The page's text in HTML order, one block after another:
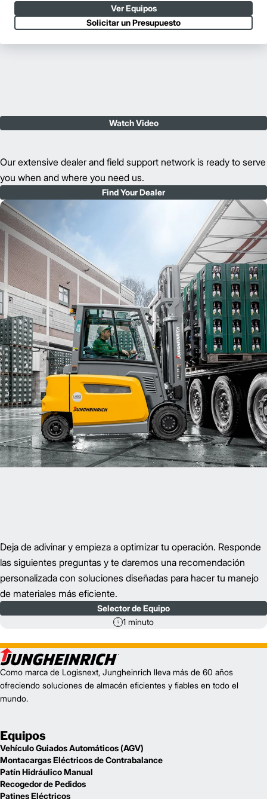
Ver Equipos
Solicitar un Presupuesto
Watch Video
Our extensive dealer and field support network is ready to serve
you when and where you need us.
Find Your Dealer
Deja de adivinar y empieza a optimizar tu operación. Responde
las siguientes preguntas y te daremos una recomendación
personalizada con soluciones diseñadas para hacer tu manejo
de materiales más eficiente.
Selector de Equipo
1 minuto
Como marca de Logisnext, Jungheinrich lleva más de 60 años
ofreciendo soluciones de almacén eficientes y fiables en todo el
mundo.
Equipos
Vehículo Guiados Automáticos (AGV)
Montacargas Eléctricos de Contrabalance
Patín Hidráulico Manual
Recogedor de Pedidos
Patines Eléctricos